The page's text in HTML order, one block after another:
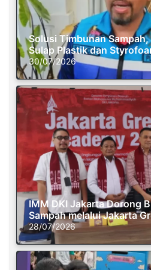
Solusi Timbunan
Sulap Plastik dan
30/07/2026
IMM DKI Jakarta Dorong
Sampah melalui Jakarta
28/07/2026